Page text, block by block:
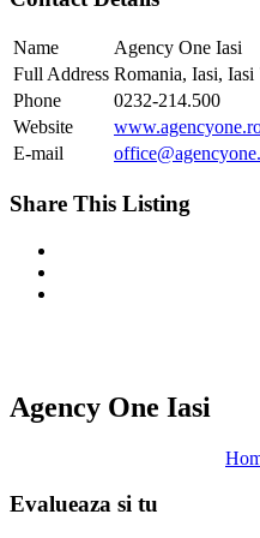
Name
Agency One Iasi
Full Address Romania, Iasi,
Phone
0232-214.500
Website
E-mail
Share This Listing
Agency One Iasi
Evalueaza si tu